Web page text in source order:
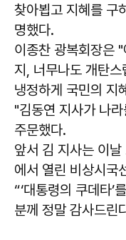
찾아뵙고 지혜를 구
명했다.
이종찬 광복회장은
지, 너무나도 개탄
냉정하게 국민의 지
"김동연 지사가 나
주문했다.
앞서 김 지사는 이
에서 열린 비상시국
“‘대통령의 쿠데타’
분께 정말 감사드린